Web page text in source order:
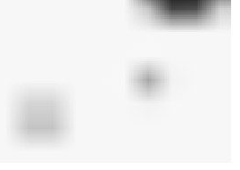
tổng thể nội thất; đồng thời hỗ trợ
thanh đều khắp không gian.
tác từ gỗ MDF cao cấp, mang đến
vượt trội khi vận hành ở công